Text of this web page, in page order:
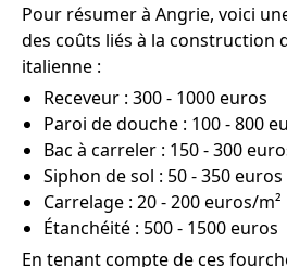
Pour résumer à Angrie, voici
des coûts liés à la construction
italienne :
Receveur : 300 - 1000 euros
Paroi de douche : 100 - 800
Bac à carreler : 150 - 300
Siphon de sol : 50 - 350 euros
Carrelage : 20 - 200 euros/m²
Étanchéité : 500 - 1500 euros
En tenant compte de ces